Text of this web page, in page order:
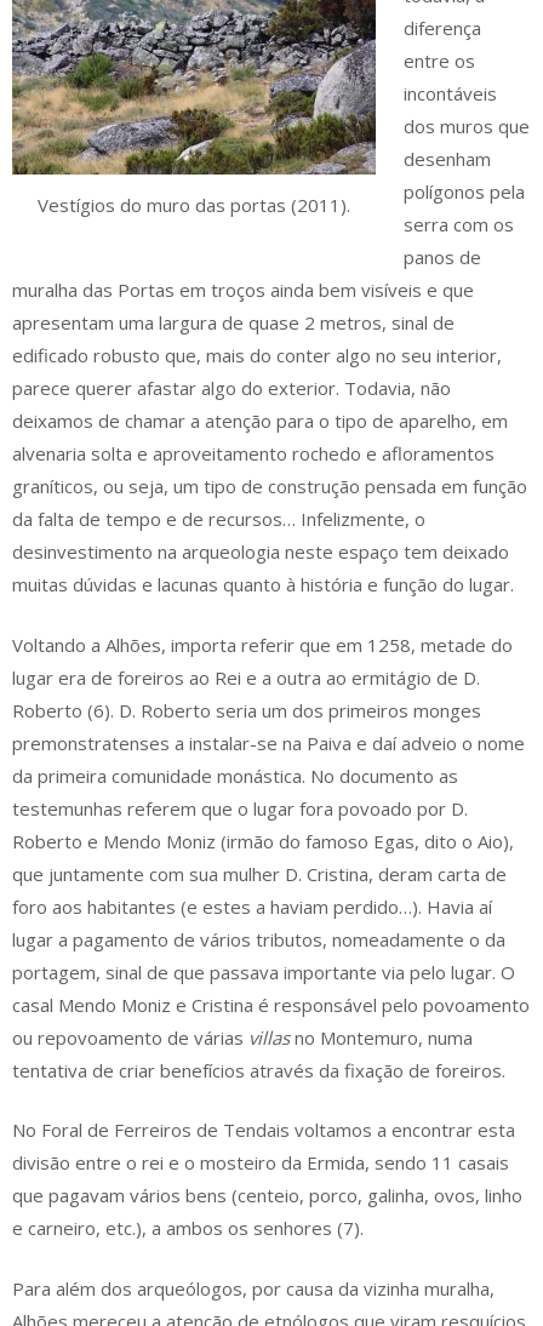
Vestígios do muro das portas (2011).
diferença
entre os
incontáveis
dos muros que
desenham
polígonos pela
serra com os
panos de
muralha das Portas em troços ainda bem visíveis e que
apresentam uma largura de quase 2 metros, sinal de
edificado robusto que, mais do conter algo no seu interior,
parece querer afastar algo do exterior. Todavia, não
deixamos de chamar a atenção para o tipo de aparelho, em
alvenaria solta e aproveitamento rochedo e afloramentos
graníticos, ou seja, um tipo de construção pensada em função
da falta de tempo e de recursos… Infelizmente, o
desinvestimento na arqueologia neste espaço tem deixado
muitas dúvidas e lacunas quanto à história e função do lugar.
Voltando a Alhões, importa referir que em 1258, metade do
lugar era de foreiros ao Rei e a outra ao ermitágio de D.
Roberto (6). D. Roberto seria um dos primeiros monges
premonstratenses a instalar-se na Paiva e daí adveio o nome
da primeira comunidade monástica. No documento as
testemunhas referem que o lugar fora povoado por D.
Roberto e Mendo Moniz (irmão do famoso Egas, dito o Aio),
que juntamente com sua mulher D. Cristina, deram carta de
foro aos habitantes (e estes a haviam perdido…). Havia aí
lugar a pagamento de vários tributos, nomeadamente o da
portagem, sinal de que passava importante via pelo lugar. O
casal Mendo Moniz e Cristina é responsável pelo povoamento
ou repovoamento de várias villasno Montemuro, numa
tentativa de criar benefícios através da fixação de foreiros.
No Foral de Ferreiros de Tendais voltamos a encontrar esta
divisão entre o rei e o mosteiro da Ermida, sendo 11 casais
que pagavam vários bens (centeio, porco, galinha, ovos, linho
e carneiro, etc.), a ambos os senhores (7).
Para além dos arqueólogos, por causa da vizinha muralha,
Alhões mereceu a atenção de etnólogos que viram resquícios